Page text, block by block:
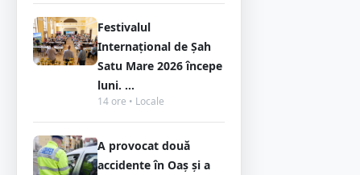
Festivalul
Internațional de Șah
Satu Mare 2026 începe
luni. ...
14 ore • Locale
A provocat două
accidente în Oaș și a